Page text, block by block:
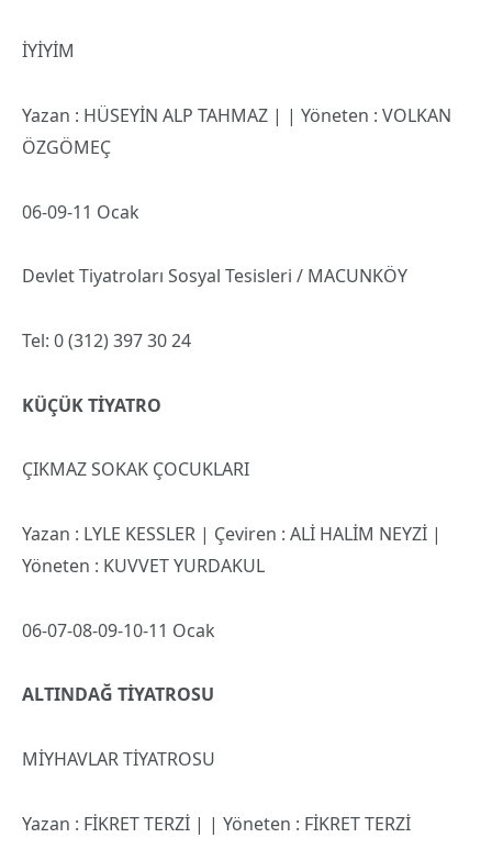
İYİYİM
Yazan : HÜSEYİN ALP TAHMAZ | | Yöneten : VOLKAN
ÖZGÖMEÇ
06-09-11 Ocak
Devlet Tiyatroları Sosyal Tesisleri / MACUNKÖY
Tel: 0 (312) 397 30 24
KÜÇÜK TİYATRO
ÇIKMAZ SOKAK ÇOCUKLARI
Yazan : LYLE KESSLER | Çeviren : ALİ HALİM NEYZİ |
Yöneten : KUVVET YURDAKUL
06-07-08-09-10-11 Ocak
ALTINDAĞ TİYATROSU
MİYHAVLAR TİYATROSU
Yazan : FİKRET TERZİ | | Yöneten : FİKRET TERZİ